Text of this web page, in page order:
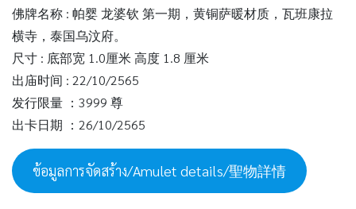
佛牌名称 : 帕婴 龙婆钦 第一期，黄铜萨暖材质，瓦班康拉
横寺，泰国乌汶府。
尺寸 : 底部宽 1.0厘米 高度 1.8 厘米
出庙时间 : 22/10/2565
发行限量 ：3999 尊
出卡日期 ：26/10/2565
ข้อมูลการจัดสร้าง/Amulet details/聖物詳情